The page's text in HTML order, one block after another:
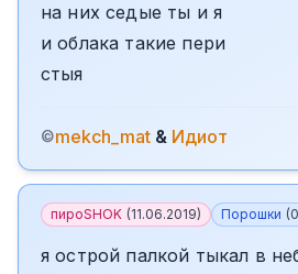
на них седые ты и я
и облака такие пери
стыя
©mekch_mat & Идиот
пироSHOK (11.06.2019) Порошки (
я острой палкой тыкал в